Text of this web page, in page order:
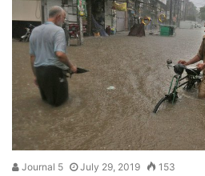
Journal 5 July 29, 2019 153